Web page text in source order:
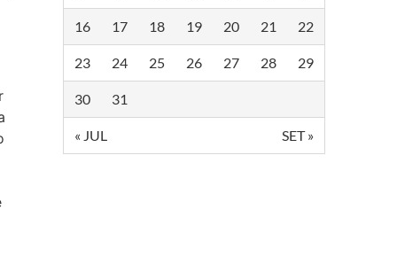
16 17 18 19 20 21 22
23 24 25 26 27 28 29
30 31
« JUL SET »